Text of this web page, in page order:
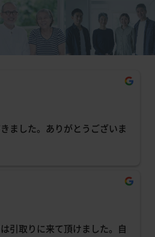
ました。ありがとうございま
引取りに来て頂けました。自